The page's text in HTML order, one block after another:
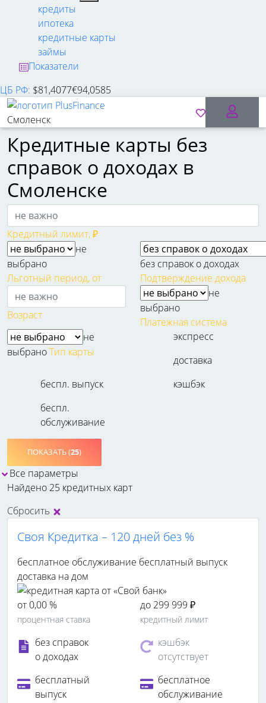
кредиты
ипотека
кредитные карты
займы
Показатели
ЦБ РФ: $81,4077€94,0585
Смоленск
Кредитные карты без
справок о доходах в
Смоленске
Кредитный лимит, ₽
не
выбрано
Льготный период, от
без справок о доходах
Подтверждение дохода
Возраст
не
выбрано
Платежная система
не
выбраноТип карты
экспресс
доставка
беспл. выпуск
беспл.
обслуживание
кэшбэк
ПОКАЗАТЬ (25)
Все параметры
Найдено 25 кредитных карт
Сбросить
Своя Кредитка – 120 дней без %
бесплатное обслуживание бесплатный выпуск
доставка на дом
от 0,00 %
процентная ставка
до 299 999 ₽
кредитный лимит
без справок
о доходах
кэшбэк
отсутствует
бесплатный
выпуск
бесплатное
обслуживание